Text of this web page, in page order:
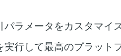
ラメータをカスタマイ
実行して最高のプラット